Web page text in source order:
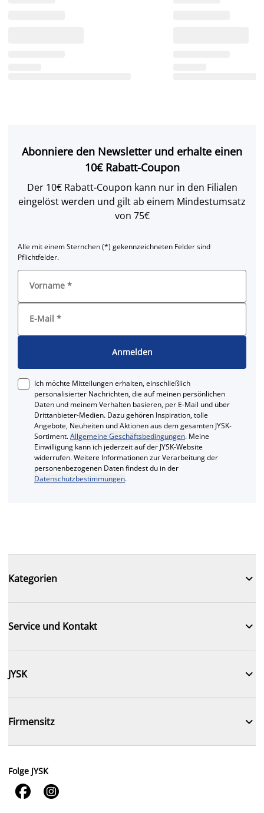
Abonniere den Newsletter und erhalte einen
10€ Rabatt-Coupon
Der 10€ Rabatt-Coupon kann nur in den Filialen
eingelöst werden und gilt ab einem Mindestumsatz
von 75€
Alle mit einem Sternchen (*) gekennzeichneten Felder sind
Pflichtfelder.
Vorname *
E-Mail *
Anmelden
Ich möchte Mitteilungen erhalten, einschließlich
personalisierter Nachrichten, die auf meinen persönlichen
Daten und meinem Verhalten basieren, per E-Mail und über
Drittanbieter-Medien. Dazu gehören Inspiration, tolle
Angebote, Neuheiten und Aktionen aus dem gesamten JYSK-
Sortiment.Allgemeine Geschäftsbedingungen. Meine
Einwilligung kann ich jederzeit auf der JYSK-Website
widerrufen. Weitere Informationen zur Verarbeitung der
personenbezogenen Daten findest du in der
Datenschutzbestimmungen.
Kategorien 
Service und Kontakt 
JYSK 
Firmensitz 
Folge JYSK
 